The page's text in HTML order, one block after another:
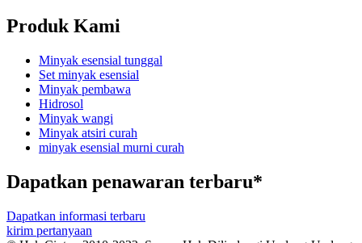
Produk Kami
Minyak esensial tunggal
Set minyak esensial
Minyak pembawa
Hidrosol
Minyak wangi
Minyak atsiri curah
minyak esensial murni curah
Dapatkan penawaran terbaru*
Dapatkan informasi terbaru
kirim pertanyaan